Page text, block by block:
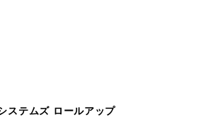
ステムズ ロールアップ